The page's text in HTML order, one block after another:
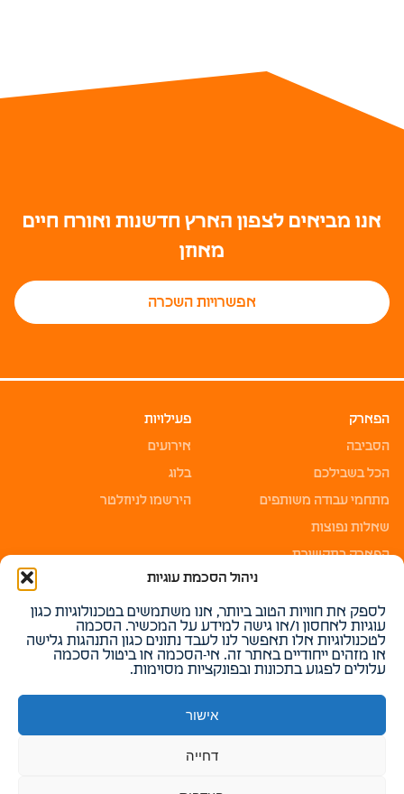
ניהול הסכמת עוגיות
לספק את חוויות הטוב ביותר, אנו משתמשים בטכנולוגיות כגון
עוגיות לאחסון ו/או גישה למידע על המכשיר. הסכמה
לטכנולוגיות אלו תאפשר לנו לעבד נתונים כגון התנהגות גלישה
או מזהים ייחודיים באתר זה. אי-הסכמה או ביטול הסכמה
עלולים לפגוע בתכונות ובפונקציות מסוימות.
אישור
דחייה
אנו מביאים לצפון הארץ חדשנות ואורח חיים
מאוזן
אפשרויות השכרה
הפארק
הסביבה
הכל בשבילכם
מתחמי עבודה משותפים
שאלות נפוצות
הפארק בתקשורת
פעילויות
אירועים
בלוג
הירשמו לניוזלטר
קריירה
הירשמו לקבלת משרות
צרו קשר
הזמנת סיור פרטי
מדיניות פרטיות